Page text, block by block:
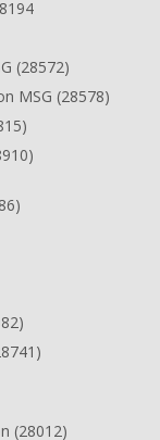
(28572)
MSG (28578)
(28012)